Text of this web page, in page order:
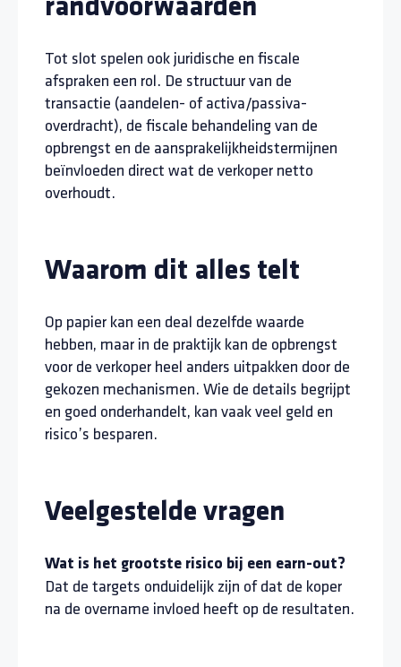
randvoorwaarden
Tot slot spelen ook juridische en fiscale
afspraken een rol. De structuur van de
transactie (aandelen- of activa/passiva-
overdracht), de fiscale behandeling van de
opbrengst en de aansprakelijkheidstermijnen
beïnvloeden direct wat de verkoper netto
overhoudt.
Waarom dit alles telt
Op papier kan een deal dezelfde waarde
hebben, maar in de praktijk kan de opbrengst
voor de verkoper heel anders uitpakken door de
gekozen mechanismen. Wie de details begrijpt
en goed onderhandelt, kan vaak veel geld en
risico’s besparen.
Veelgestelde vragen
Wat is het grootste risico bij een earn-out?
Dat de targets onduidelijk zijn of dat de koper
na de overname invloed heeft op de resultaten.